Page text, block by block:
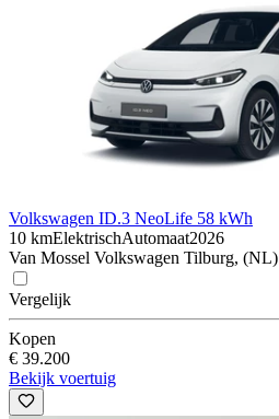
Volkswagen ID.3 NeoLife 58 kWh
10 kmElektrischAutomaat2026
Van Mossel Volkswagen Tilburg, (NL)
Vergelijk
Kopen
€ 39.200
Bekijk voertuig